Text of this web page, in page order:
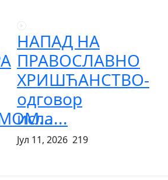
НАПАД НА
ПРАВОСЛАВНО
ХРИШЋАНСТВО-
одговор
исла...
Јул 11, 2026 219